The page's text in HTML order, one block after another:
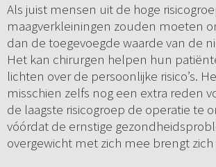
Als juist mensen uit de hoge
maagverkleiningen zouden moeten
dan de toegevoegde waarde van de
Het kan chirurgen helpen hun
lichten over de persoonlijke risico’s.
misschien zelfs nog een extra reden
de laagste risicogroep de operatie te
vóórdat de ernstige
overgewicht met zich mee brengt